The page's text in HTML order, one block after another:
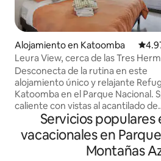
Alojamiento en Katoomba
Leura View, cerca de las Tres
Desconecta de la rutina en este
alojamiento único y relajante
Katoomba en el Parque Nacional.
caliente con vistas al acantilado de
Leura. Los suelos de hormigón pulido
con calefacción hacen que tu
sea súper acogedora en invierno.
Refrescante en verano. A dos
Servicios populares
vacacionales en
Montañas